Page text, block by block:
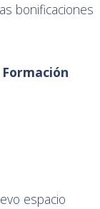
bonificaciones
Formación
espacio